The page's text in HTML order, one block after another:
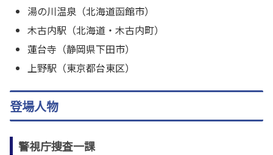
湯の川温泉（北海道函館市）
木古内駅（北海道・木古内町）
蓮台寺（静岡県下田市）
上野駅（東京都台東区）
登場人物
警視庁捜査一課